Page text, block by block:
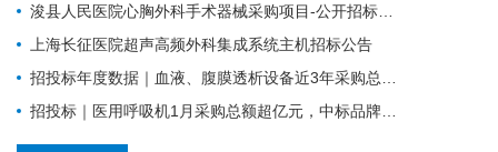
浚县人民医院心胸外科手术器械采购项目-公开招标公告
上海长征医院超声高频外科集成系统主机招标公告
招投标年度数据｜血液、腹膜透析设备近3年采购总额38.7亿元，年均增长约4亿元
招投标｜医用呼吸机1月采购总额超亿元，中标品牌达45家